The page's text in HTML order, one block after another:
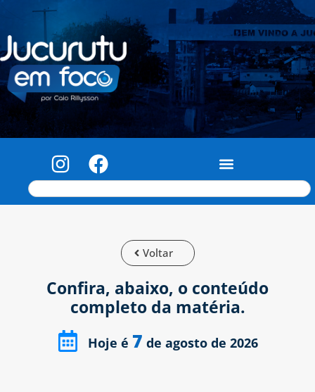
Voltar
Confira, abaixo, o conteúdo
completo da matéria.
Hoje é 7 de agosto de 2026